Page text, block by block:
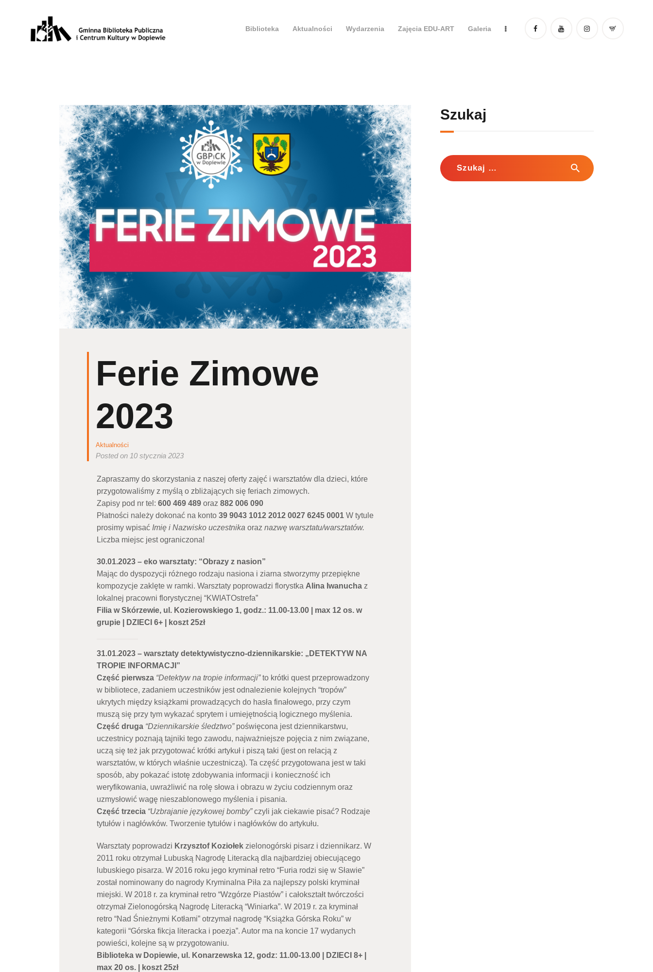
Biblioteka Aktualności Wydarzenia Zajęcia EDU-ART Galeria
Ferie Zimowe
2023
Aktualności
Posted on 10 stycznia 2023
Zapraszamy do skorzystania z naszej oferty zajęć i warsztatów dla dzieci, które
przygotowaliśmy z myślą o zbliżających się feriach zimowych.
Zapisy pod nr tel: 600 469 489oraz 882 006 090
Płatności należy dokonać na konto 39 9043 1012 2012 0027 6245 0001W tytule
prosimy wpisać Imię i Nazwisko uczestnika oraz nazwę warsztatu/warsztatów.
Liczba miejsc jest ograniczona!
30.01.2023 – eko warsztaty: “Obrazy z nasion”
Mając do dyspozycji różnego rodzaju nasiona i ziarna stworzymy przepiękne
kompozycje zaklęte w ramki. Warsztaty poprowadzi florystka Alina Iwanuchaz
lokalnej pracowni florystycznej “KWIATOstrefa”
Filia w Skórzewie, ul. Kozierowskiego 1, godz.: 11.00-13.00 | max 12 os. w
grupie | DZIECI 6+ | koszt 25zł
31.01.2023 – warsztaty detektywistyczno-dziennikarskie: „DETEKTYW NA
TROPIE INFORMACJI”
Część pierwsza “Detektyw na tropie informacji”to krótki quest przeprowadzony
w bibliotece, zadaniem uczestników jest odnalezienie kolejnych “tropów”
ukrytych między książkami prowadzących do hasła finałowego, przy czym
muszą się przy tym wykazać sprytem i umiejętnością logicznego myślenia.
Część druga “Dziennikarskie śledztwo”poświęcona jest dziennikarstwu,
uczestnicy poznają tajniki tego zawodu, najważniejsze pojęcia z nim związane,
uczą się też jak przygotować krótki artykuł i piszą taki (jest on relacją z
warsztatów, w których właśnie uczestniczą). Ta część przygotowana jest w taki
sposób, aby pokazać istotę zdobywania informacji i konieczność ich
weryfikowania, uwrażliwić na rolę słowa i obrazu w życiu codziennym oraz
uzmysłowić wagę nieszablonowego myślenia i pisania.
Część trzecia “Uzbrajanie językowej bomby”czyli jak ciekawie pisać? Rodzaje
tytułów i nagłówków. Tworzenie tytułów i nagłówków do artykułu.
Warsztaty poprowadzi Krzysztof Koziołekzielonogórski pisarz i dziennikarz. W
2011 roku otrzymał Lubuską Nagrodę Literacką dla najbardziej obiecującego
lubuskiego pisarza. W 2016 roku jego kryminał retro “Furia rodzi się w Sławie”
został nominowany do nagrody Kryminalna Piła za najlepszy polski kryminał
miejski. W 2018 r. za kryminał retro “Wzgórze Piastów” i całokształt twórczości
otrzymał Zielonogórską Nagrodę Literacką “Winiarka”. W 2019 r. za kryminał
retro “Nad Śnieżnymi Kotłami” otrzymał nagrodę “Książka Górska Roku” w
kategorii “Górska fikcja literacka i poezja”. Autor ma na koncie 17 wydanych
powieści, kolejne są w przygotowaniu.
Biblioteka w Dopiewie, ul. Konarzewska 12, godz: 11.00-13.00 | DZIECI 8+ |
max 20 os. | koszt 25zł
Szukaj
Szukaj: